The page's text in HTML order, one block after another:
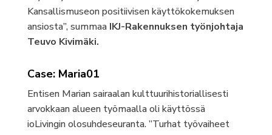
Kansallismuseon positiivisen käyttökokemuksen
ansiosta”, summaaIKJ-Rakennuksen työnjohtaja
Teuvo Kivimäki.
Case: Maria01
Entisen Marian sairaalan kulttuurihistoriallisesti
arvokkaan alueen työmaalla oli käyttössä
ioLivingin olosuhdeseuranta. ”Turhat työvaiheet